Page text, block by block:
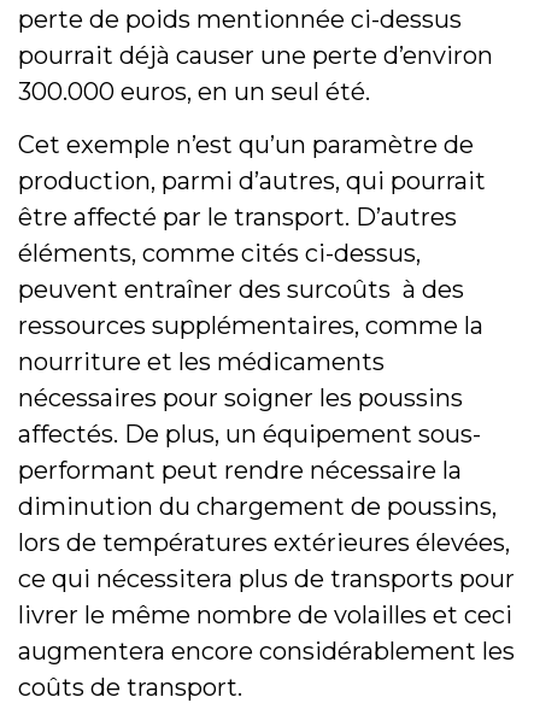
perte de poids mentionnée ci-dessus
pourrait déjà causer une perte d’environ
300.000 euros, en un seul été.
Cet exemple n’est qu’un paramètre de
production, parmi d’autres, qui pourrait
être affecté par le transport. D’autres
éléments, comme cités ci-dessus,
peuvent entraîner des surcoûts à des
ressources supplémentaires, comme la
nourriture et les médicaments
nécessaires pour soigner les poussins
affectés. De plus, un équipement sous-
performant peut rendre nécessaire la
diminution du chargement de poussins,
lors de températures extérieures élevées,
ce qui nécessitera plus de transports pour
livrer le même nombre de volailles et ceci
augmentera encore considérablement les
coûts de transport.